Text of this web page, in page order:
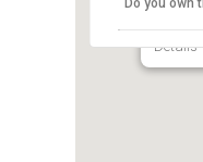
Details
Do you own